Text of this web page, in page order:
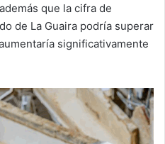
que la cifra de
de La Guaira podría superar
significativamente